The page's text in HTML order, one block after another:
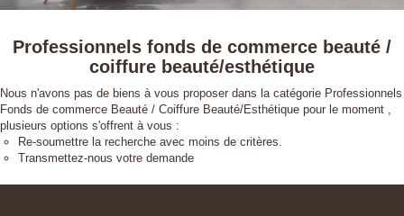
Professionnels fonds de commerce beauté /
coiffure beauté/esthétique
Nous n'avons pas de biens à vous proposer dans la catégorie Professionnels
Fonds de commerce Beauté / Coiffure Beauté/Esthétique pour le moment ,
plusieurs options s'offrent à vous :
Re-soumettre la recherche avec moins de critères.
Transmettez-nous votre demande